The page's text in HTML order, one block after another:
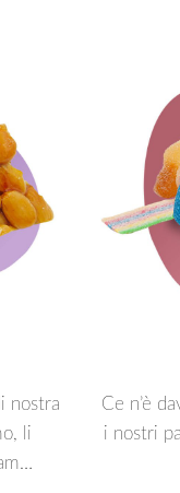
nostra
li
Ce n’è
i nostri